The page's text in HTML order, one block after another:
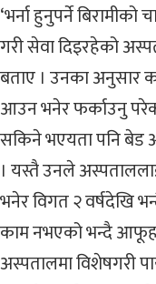
‘भर्ना हुनुपर्ने
गरी सेवा दिइरहेको
बताए । उनका अनुसार
आउन भनेर फर्काउनु
सकिने भएयता पनि बेड
। यस्तै उनले
भनेर विगत २ वर्षदेखि
काम नभएको भन्दै
अस्पतालमा विशेषगरी